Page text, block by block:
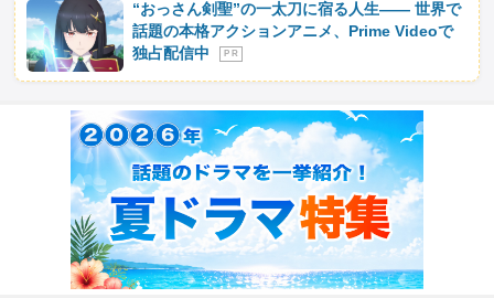
“おっさん剣聖”の一太刀に宿る人生―― 世界で
話題の本格アクションアニメ、Prime Videoで
独占配信中
P R